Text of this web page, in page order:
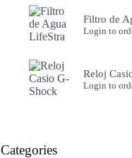
Filtro de
Login to
Reloj
Login to
Categories